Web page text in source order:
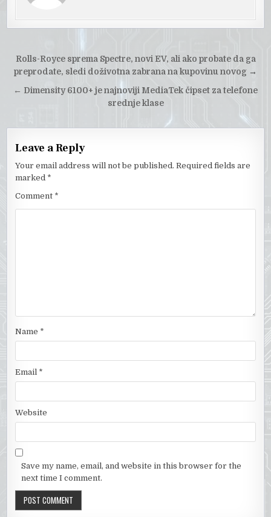
Post
navigation
Rolls-Royce sprema Spectre, novi EV, ali ako probate da ga
preprodate, sledi doživotna zabrana na kupovinu novog →
← Dimensity 6100+ je najnoviji MediaTek čipset za telefone
srednje klase
Leave a Reply
Your email address will not be published. Required fields are
marked *
Comment *
Name *
Email *
Website
Save my name, email, and website in this browser for the
next time I comment.